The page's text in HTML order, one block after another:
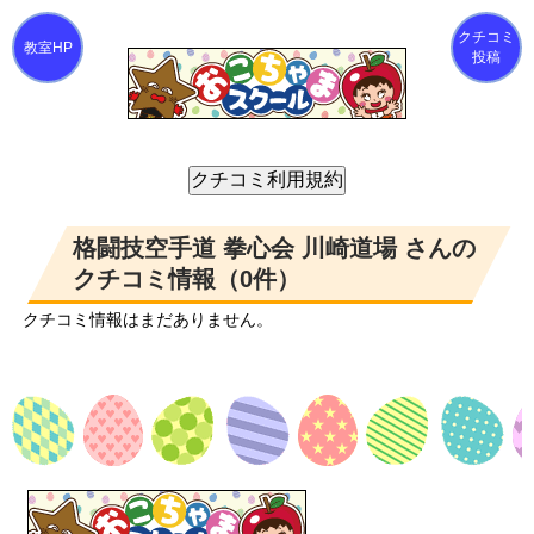
クチコミ
投稿
格闘技空手道 拳心会 川崎道場 さんの
クチコミ情報（0件）
クチコミ情報はまだありません。